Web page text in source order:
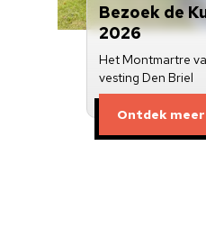
Bezoek de
2026
Het Montmartre
vesting Den Briel
Ontdek meer